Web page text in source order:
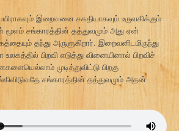
இறைவனை சகதியாகவும் உருவகிக்கும்
மூலம் சங்காரத்தின் தத்துவமும் அது ஏன்
தந்து அருளுகிறார். இறைவனிடமிருந்து
பிறவி எடுத்து வினையினால் பிறவிச்
முடித்துவிட்டு பிறகு
சங்காரத்தின் தத்துவமும் அதன்